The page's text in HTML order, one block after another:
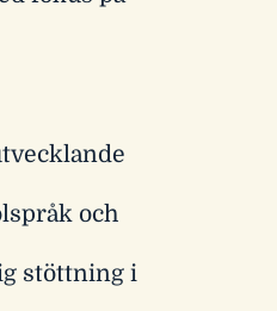
och
stöttning i